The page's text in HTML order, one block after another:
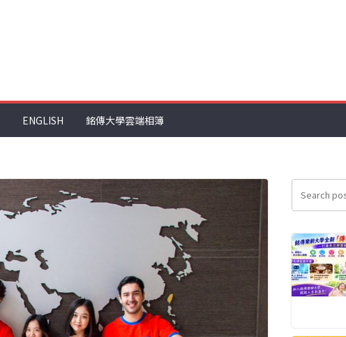
ENGLISH 銘傳大學雲端相簿